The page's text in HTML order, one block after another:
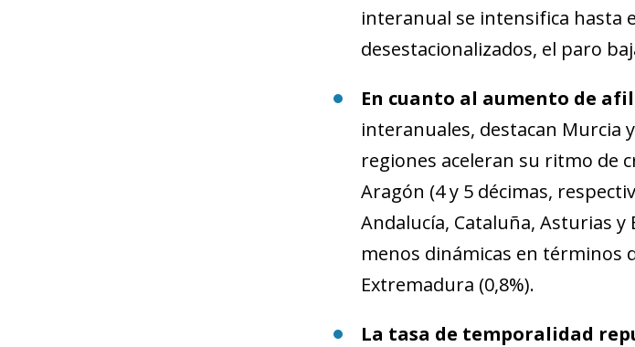
interanual se intensifica hasta
desestacionalizados, el paro
En cuanto al aumento de
interanuales, destacan Murcia
regiones aceleran su ritmo de
Aragón (4 y 5 décimas,
Andalucía, Cataluña, Asturias
menos dinámicas en términos
Extremadura (0,8%).
La tasa de temporalidad